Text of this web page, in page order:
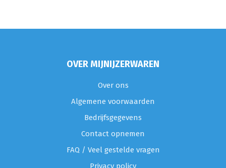
OVER MIJNIJZERWAREN
Over ons
Algemene voorwaarden
Bedrijfsgegevens
Contact opnemen
FAQ / Veel gestelde vragen
Privacy policy